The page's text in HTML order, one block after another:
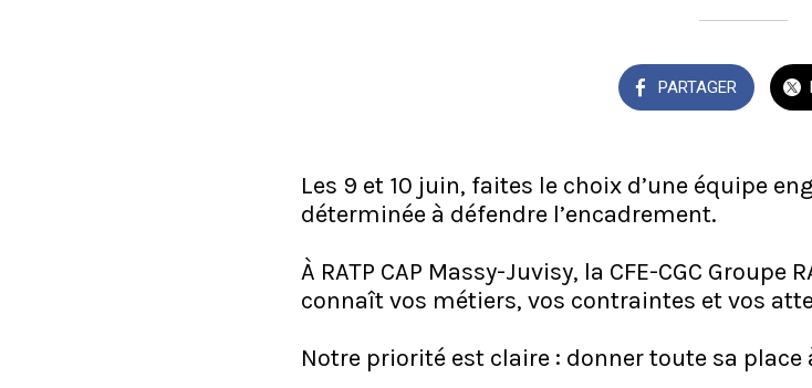
PARTAGER
Les 9 et 10 juin, faites le choix d’une équipe
déterminée à défendre l’encadrement.
À RATP CAP Massy-Juvisy, la CFE-CGC Groupe
connaît vos métiers, vos contraintes et vos
Notre priorité est claire : donner toute sa place